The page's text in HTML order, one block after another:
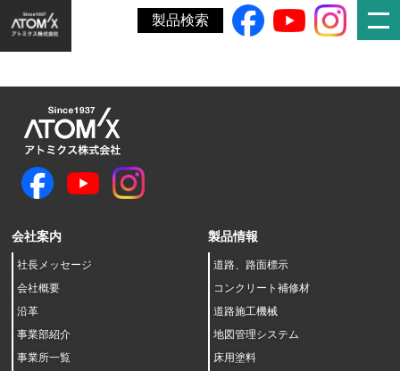
製品検索
ホーム»
会社案内
社長メッセージ
会社概要
沿革
事業部紹介
事業所一覧
製品情報
道路、路面標示
コンクリート補修材
道路施工機械
地図管理システム
床用塗料